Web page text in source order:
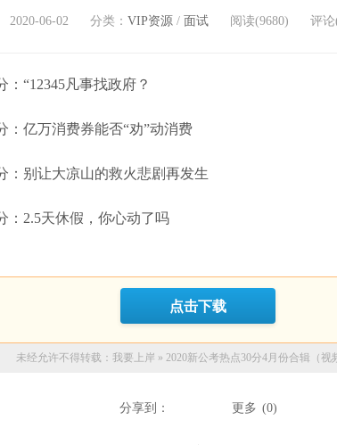
2020-06-02 分类： VIP资源 / 面试 阅读(9680) 评论
：“12345凡事找政府？
：亿万消费券能否“劝”动消费
：别让大凉山的救火悲剧再发生
：2.5天休假，你心动了吗
点击下载
未经允许不得转载： 我要上岸 » 2020新公考热点30分4月份合辑（视
分享到： 更多 (0)